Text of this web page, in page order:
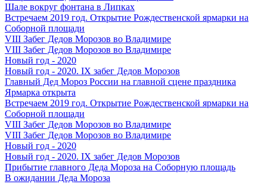
Шале вокруг фонтана в Липках
Встречаем 2019 год. Открытие Рождественской ярмарки на
Соборной площади
VIII Забег Дедов Морозов во Владимире
VIII Забег Дедов Морозов во Владимире
Новый год - 2020
Новый год - 2020. IX забег Дедов Морозов
Главный Дед Мороз России на главной сцене праздника
Ярмарка открыта
Встречаем 2019 год. Открытие Рождественской ярмарки на
Соборной площади
VIII Забег Дедов Морозов во Владимире
VIII Забег Дедов Морозов во Владимире
Новый год - 2020
Новый год - 2020. IX забег Дедов Морозов
Прибытие главного Деда Мороза на Соборную площадь
В ожидании Деда Мороза